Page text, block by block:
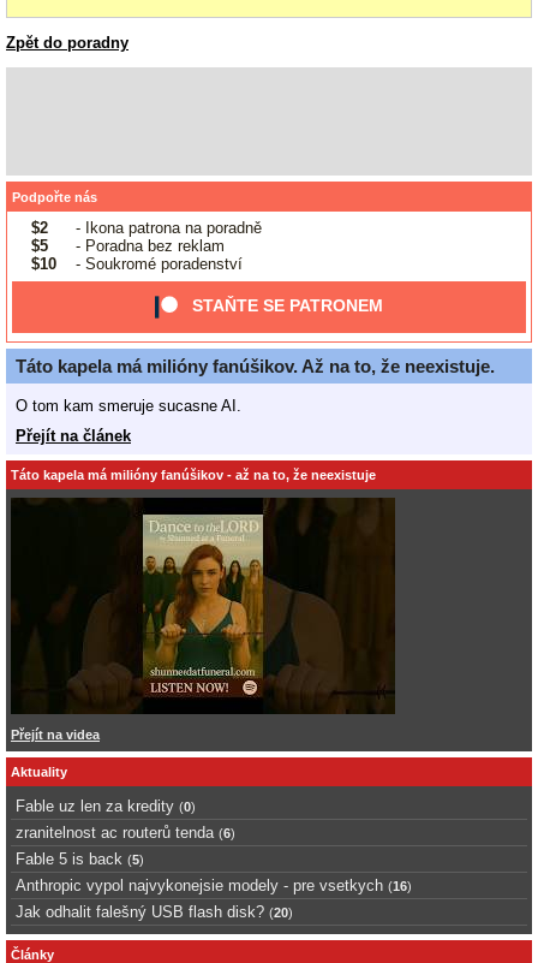
Zpět do poradny
Podpořte nás
$2
- Ikona patrona na poradně
$5
- Poradna bez reklam
$10
- Soukromé poradenství
STAŇTE SE PATRONEM
Táto kapela má milióny fanúšikov. Až na to, že neexistuje.
O tom kam smeruje sucasne AI.
Přejít na článek
Táto kapela má milióny fanúšikov - až na to, že neexistuje
Přejít na videa
Aktuality
Fable uz len za kredity (0)
zranitelnost ac routerů tenda (6)
Fable 5 is back (5)
Anthropic vypol najvykonejsie modely - pre vsetkych (16)
Jak odhalit falešný USB flash disk? (20)
Články